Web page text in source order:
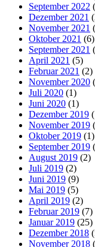
September 2022
Dezember 2021
November 2021
Oktober 2021 (6)
September 2021
April 2021 (5)
Februar 2021 (2)
November 2020
Juli 2020 (1)
Juni 2020 (1)
Dezember 2019
November 2019
Oktober 2019 (1)
September 2019
August 2019 (2)
Juli 2019 (2)
Juni 2019 (9)
Mai 2019 (5)
April 2019 (2)
Februar 2019 (7)
Januar 2019 (25)
Dezember 2018
November 2018